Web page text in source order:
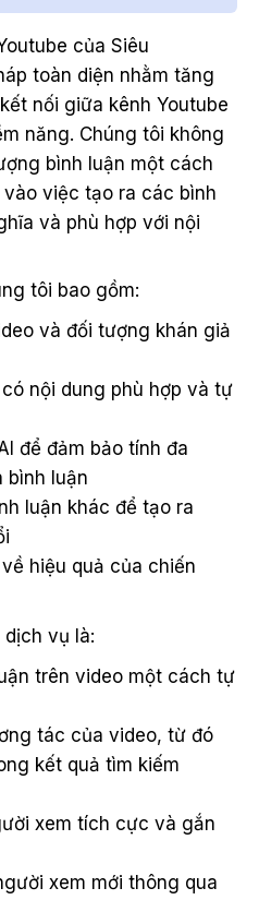
của Siêu
toàn diện nhằm tăng
nối giữa kênh Youtube
năng. Chúng tôi không
bình luận một cách
việc tạo ra các bình
và phù hợp với nội
tôi bao gồm:
và đối tượng khán giả
nội dung phù hợp và tự
để đảm bảo tính đa
bình luận
luận khác để tạo ra
hiệu quả của chiến
vụ là:
trên video một cách tự
tác của video, từ đó
kết quả tìm kiếm
xem tích cực và gắn
xem mới thông qua